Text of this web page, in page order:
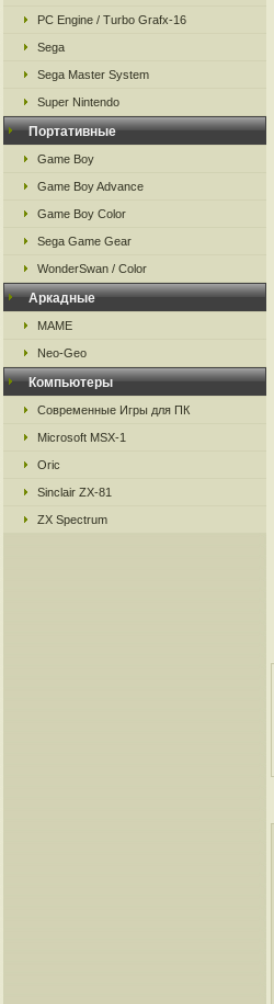
PC Engine / Turbo Grafx-16
Sega
Sega Master System
Super Nintendo
Портативные
Game Boy
Game Boy Advance
Game Boy Color
Sega Game Gear
WonderSwan / Color
Аркадные
MAME
Neo-Geo
Компьютеры
Современные Игры для ПК
Microsoft MSX-1
Oric
Sinclair ZX-81
ZX Spectrum